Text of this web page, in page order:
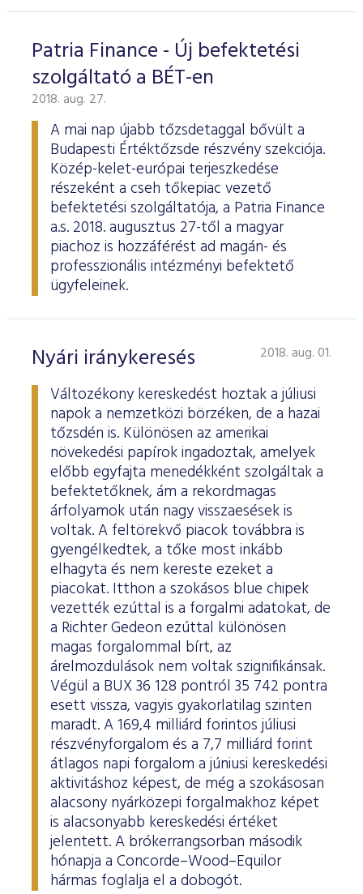
Patria Finance - Új befektetési
szolgáltató a BÉT-en
2018. aug. 27.
A mai nap újabb tőzsdetaggal bővült a
Budapesti Értéktőzsde részvény szekciója.
Közép-kelet-európai terjeszkedése
részeként a cseh tőkepiac vezető
befektetési szolgáltatója, a Patria Finance
a.s. 2018. augusztus 27-től a magyar
piachoz is hozzáférést ad magán- és
professzionális intézményi befektető
ügyfeleinek.
Nyári iránykeresés 2018. aug. 01.
Változékony kereskedést hoztak a júliusi
napok a nemzetközi börzéken, de a hazai
tőzsdén is. Különösen az amerikai
növekedési papírok ingadoztak, amelyek
előbb egyfajta menedékként szolgáltak a
befektetőknek, ám a rekordmagas
árfolyamok után nagy visszaesések is
voltak. A feltörekvő piacok továbbra is
gyengélkedtek, a tőke most inkább
elhagyta és nem kereste ezeket a
piacokat. Itthon a szokásos blue chipek
vezették ezúttal is a forgalmi adatokat, de
a Richter Gedeon ezúttal különösen
magas forgalommal bírt, az
árelmozdulások nem voltak szignifikánsak.
Végül a BUX 36 128 pontról 35 742 pontra
esett vissza, vagyis gyakorlatilag szinten
maradt. A 169,4 milliárd forintos júliusi
részvényforgalom és a 7,7 milliárd forint
átlagos napi forgalom a júniusi kereskedési
aktivitáshoz képest, de még a szokásosan
alacsony nyárközepi forgalmakhoz képet
is alacsonyabb kereskedési értéket
jelentett. A brókerrangsorban második
hónapja a Concorde–Wood–Equilor
hármas foglalja el a dobogót.